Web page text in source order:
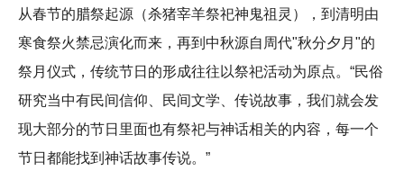
从春节的腊祭起源（杀猪宰羊祭祀神鬼祖灵），到清明由
寒食祭火禁忌演化而来，再到中秋源自周代"秋分夕月"的
祭月仪式，传统节日的形成往往以祭祀活动为原点。“民俗
研究当中有民间信仰、民间文学、传说故事，我们就会发
现大部分的节日里面也有祭祀与神话相关的内容，每一个
节日都能找到神话故事传说。”